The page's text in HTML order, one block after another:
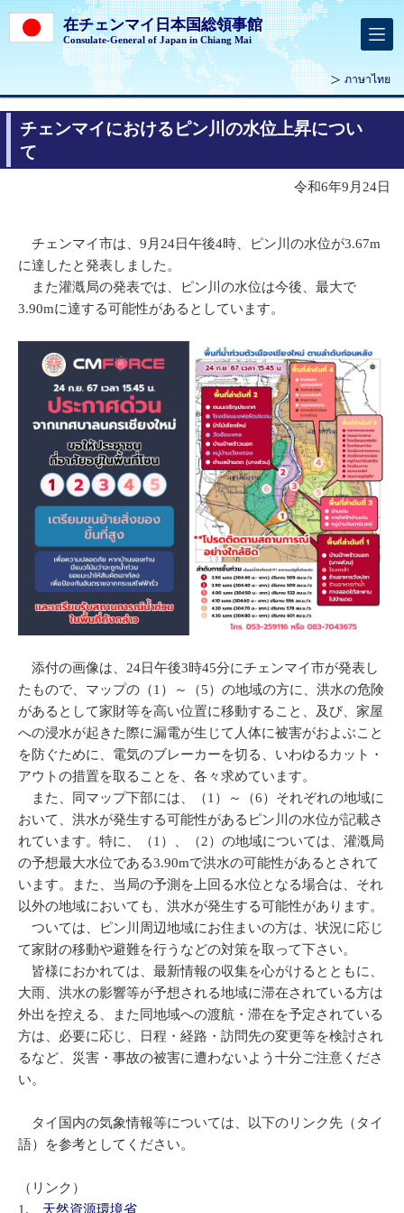
在チェンマイ日本国総領事館
Consulate-General of Japan in Chiang Mai
ภาษาไทย
チェンマイにおけるピン川の水位上昇につい
て
令和6年9月24日
チェンマイ市は、9月24日午後4時、ピン川の水位が3.67m
に達したと発表しました。
また灌漑局の発表では、ピン川の水位は今後、最大で
3.90mに達する可能性があるとしています。
添付の画像は、24日午後3時45分にチェンマイ市が発表し
たもので、マップの（1）～（5）の地域の方に、洪水の危険
があるとして家財等を高い位置に移動すること、及び、家屋
への浸水が起きた際に漏電が生じて人体に被害がおよぶこと
を防ぐために、電気のブレーカーを切る、いわゆるカット・
アウトの措置を取ることを、各々求めています。
また、同マップ下部には、（1）～（6）それぞれの地域に
おいて、洪水が発生する可能性があるピン川の水位が記載さ
れています。特に、（1）、（2）の地域については、灌漑局
の予想最大水位である3.90mで洪水の可能性があるとされて
います。また、当局の予測を上回る水位となる場合は、それ
以外の地域においても、洪水が発生する可能性があります。
ついては、ピン川周辺地域にお住まいの方は、状況に応じ
て家財の移動や避難を行うなどの対策を取って下さい。
皆様におかれては、最新情報の収集を心がけるとともに、
大雨、洪水の影響等が予想される地域に滞在されている方は
外出を控える、また同地域への渡航・滞在を予定されている
方は、必要に応じ、日程・経路・訪問先の変更等を検討され
るなど、災害・事故の被害に遭わないよう十分ご注意くださ
い。
タイ国内の気象情報等については、以下のリンク先（タイ
語）を参考としてください。
（リンク）
1. 天然資源環境省